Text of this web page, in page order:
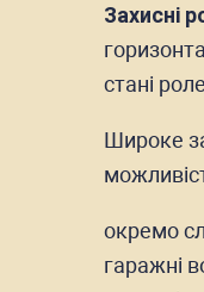
Захисні
стані
Широке
окремо
гаражні